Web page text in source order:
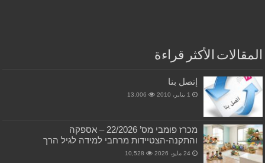
المقالات الأكثر قراءة
إتصل بنا
1 يناير، 2010 13,006
מכרז פומבי מס’ 22/2026 – אספקה
והתקנה-הצטיידות מרחבי למידה לגיל הרך
24 مايو، 2026 10,528